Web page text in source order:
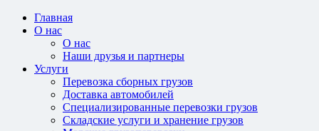
Главная
О нас
О нас
Наши друзья и партнеры
Услуги
Перевозка сборных грузов
Доставка автомобилей
Специализированные перевозки грузов
Складские услуги и хранение грузов